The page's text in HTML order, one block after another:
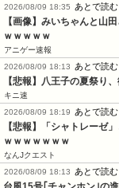
2026/08/09 18:35
あとで読む
【画像】みいちゃんと山
ｗｗｗｗｗ
アニゲー速報
2026/08/09 18:13
あとで読む
【悲報】八王子の夏祭り
キニ速
2026/08/09 18:19
あとで読む
【悲報】「シャトレーゼ
ｗｗｗｗｗｗｗ
なんJクエスト
2026/08/09 18:13
あとで読む